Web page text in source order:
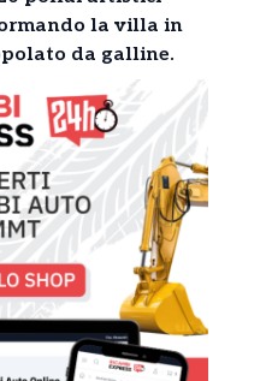
la villa in
da galline.